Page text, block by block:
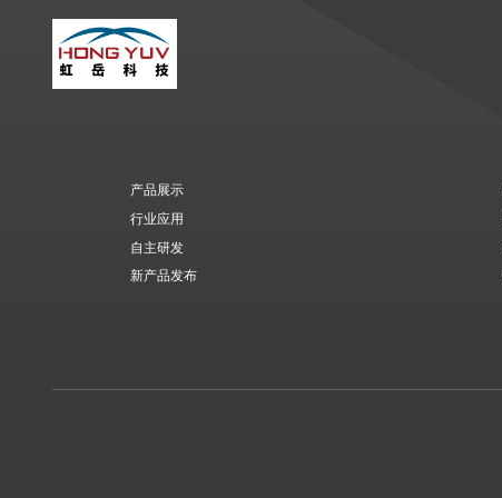
产品展示
行业应用
自主研发
新产品发布